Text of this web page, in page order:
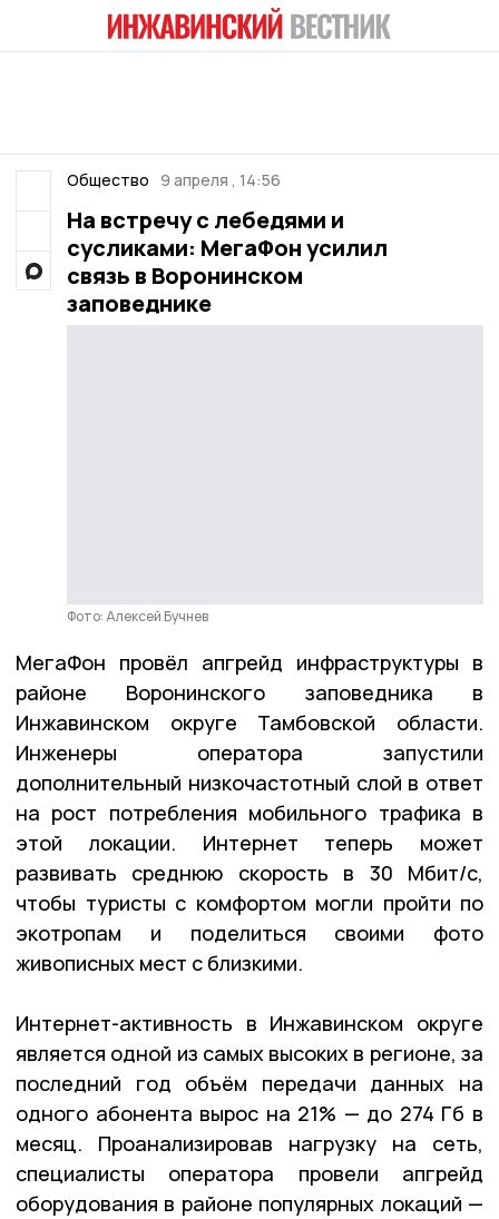
Общество 9 апреля , 14:56
На встречу с лебедями и
сусликами: МегаФон усилил
связь в Воронинском
заповеднике
Фото: Алексей Бучнев
МегаФон провёл апгрейд инфраструктуры в
районе Воронинского заповедника в
Инжавинском округе Тамбовской области.
Инженеры оператора запустили
дополнительный низкочастотный слой в ответ
на рост потребления мобильного трафика в
этой локации. Интернет теперь может
развивать среднюю скорость в 30 Мбит/с,
чтобы туристы с комфортом могли пройти по
экотропам и поделиться своими фото
живописных мест с близкими.
Интернет-активность в Инжавинском округе
является одной из самых высоких в регионе, за
последний год объём передачи данных на
одного абонента вырос на 21% — до 274 Гб в
месяц. Проанализировав нагрузку на сеть,
специалисты оператора провели апгрейд
оборудования в районе популярных локаций —